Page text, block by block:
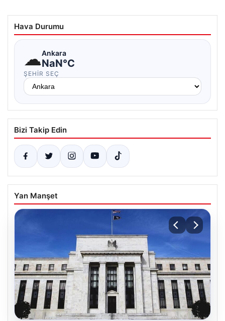
Hava Durumu
☁Ankara
NaN°C
ŞEHIR SEÇ
Bizi Takip Edin
Yan Manşet